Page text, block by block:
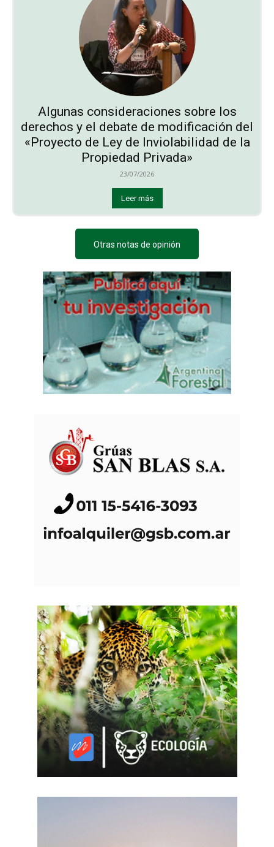
Algunas consideraciones sobre los
derechos y el debate de modificación del
«Proyecto de Ley de Inviolabilidad de la
Propiedad Privada»
23/07/2026
Leer más
Otras notas de opinión